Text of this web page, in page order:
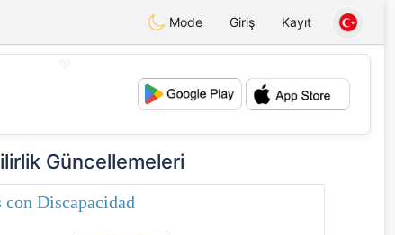
Mode Giriş Kayıt
💕
Güncellemeleri
con Discapacidad